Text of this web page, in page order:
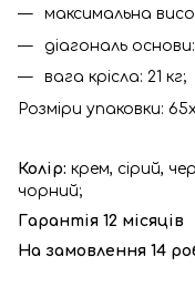
максимальна
діагональ
вага крісла: 21 кг;
Розміри упаковки:
Колір: крем, сірий,
чорний;
Гарантія 12 місяців
На замовлення 14